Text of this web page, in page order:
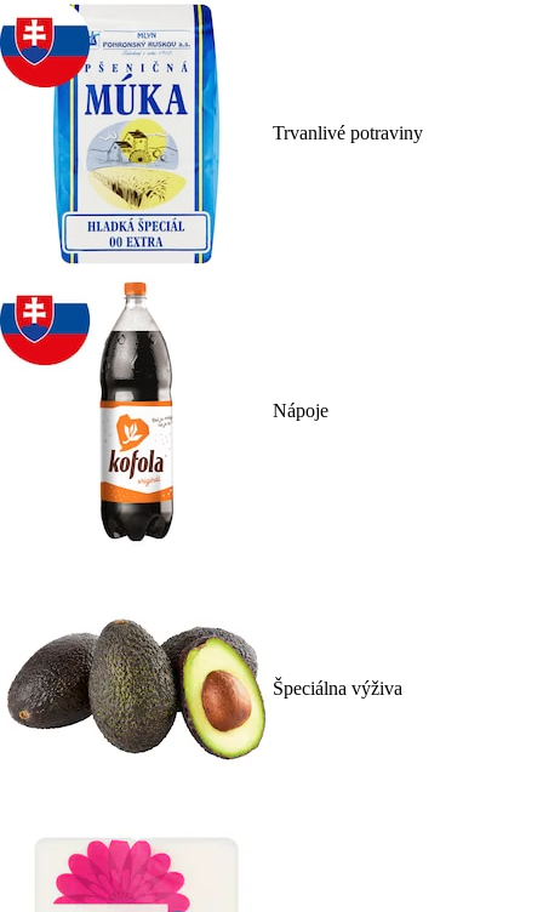
Trvanlivé potraviny
Nápoje
Špeciálna výživa